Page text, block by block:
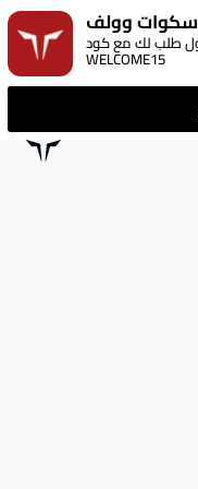
سكوات وولف
15% على أول طلب لك مع كود:
WELCOME15